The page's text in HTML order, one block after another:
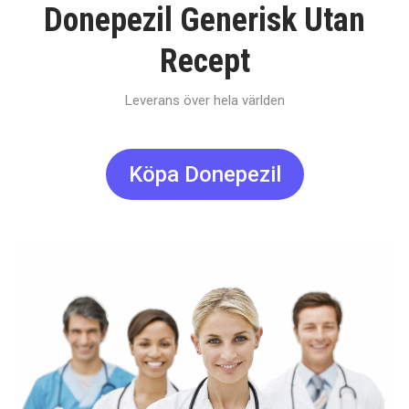
Donepezil Generisk Utan
Recept
Leverans över hela världen
Köpa Donepezil